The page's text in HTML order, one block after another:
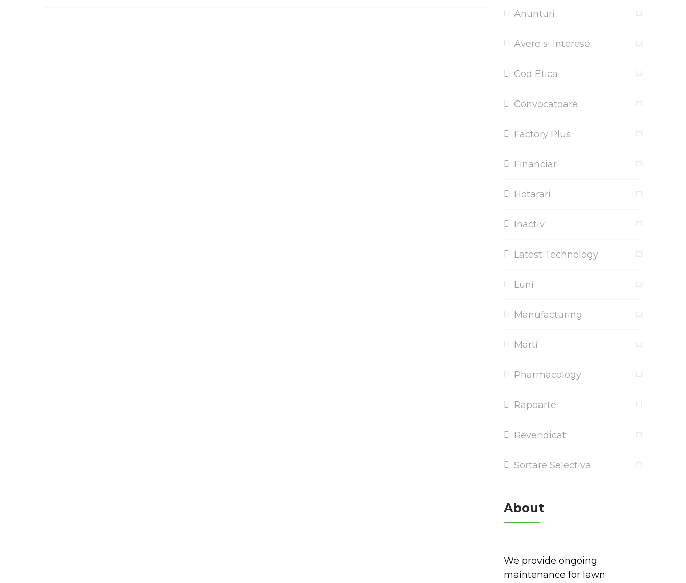
Anunturi
Avere si Interese
Cod Etica
Convocatoare
Factory Plus
Financiar
Hotarari
Inactiv
Latest Technology
Luni
Manufacturing
Marti
Pharmacology
Rapoarte
Revendicat
Sortare Selectiva
About
We provide ongoing
maintenance for lawn